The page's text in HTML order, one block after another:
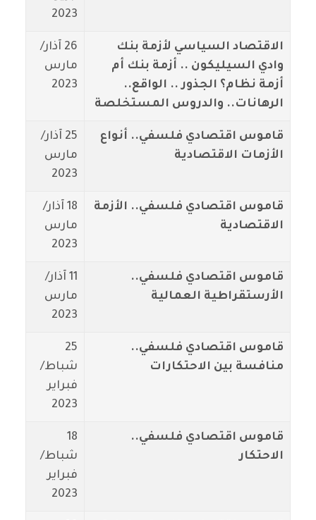
2023
الاقتصاد السياسي لأزمة بنك
وادي السيليكون .. أزمة بنك أم
أزمة نظام؟ الجذور .. الواقع..
الرهانات.. والدروس المستخلصة
26 آذار/
مارس
2023
قاموس اقتصادي فلسفي.. أنواع
الأزمات الاقتصادية
25 آذار/
مارس
2023
قاموس اقتصادي فلسفي.. الأزمة
الاقتصادية
18 آذار/
مارس
2023
قاموس اقتصادي فلسفي..
الأرستقراطية العمالية
11 آذار/
مارس
2023
قاموس اقتصادي فلسفي..
منافسة بين الاحتكارات
25
شباط/
فبراير
2023
قاموس اقتصادي فلسفي..
الاحتكار
18
شباط/
فبراير
2023